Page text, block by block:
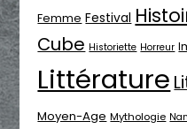
Femme Festival
Cube Historiette Horreur
Littérature
Moyen-Age Mythologie